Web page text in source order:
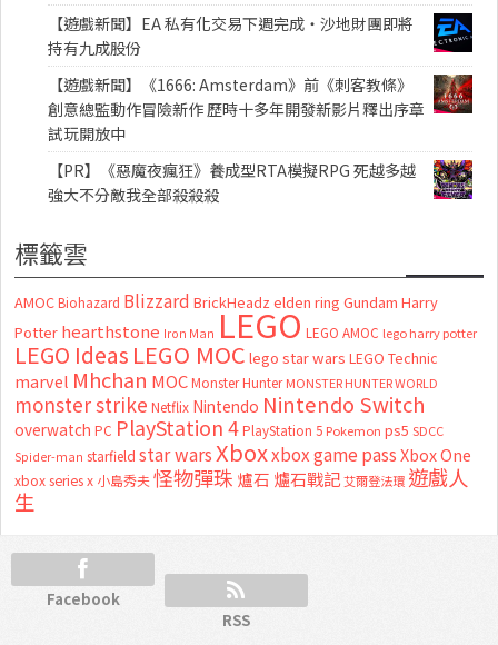
【遊戲新聞】EA 私有化交易下週完成・沙地財團即將
持有九成股份
【遊戲新聞】《1666: Amsterdam》前《刺客教條》
創意總監動作冒險新作 歷時十多年開發新影片釋出序章
試玩開放中
【PR】《惡魔夜瘋狂》養成型RTA模擬RPG 死越多越
強大不分敵我全部殺殺殺
標籤雲
AMOC Biohazard Blizzard BrickHeadz elden ring Gundam Harry
Potter hearthstone Iron Man LEGO LEGO AMOC lego harry potter
LEGO Ideas LEGO MOC lego star wars LEGO Technic
marvel Mhchan MOC Monster Hunter MONSTER HUNTER WORLD
monster strike Netflix Nintendo Nintendo Switch
overwatch PC PlayStation 4 PlayStation 5 Pokemon ps5 SDCC
Spider-man starfield star warsXboxxbox game passXbox One
xbox series x 小島秀夫怪物彈珠 爐石 爐石戰記艾爾登法環 遊戲人
生
Facebook
RSS